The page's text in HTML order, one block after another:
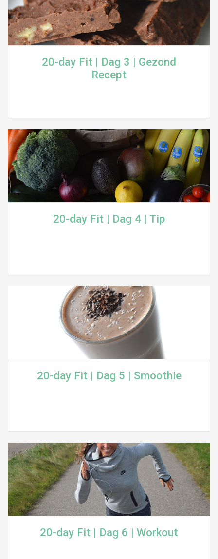
20-day Fit | Dag 3 | Gezond
Recept
20-day Fit | Dag 4 | Tip
20-day Fit | Dag 5 | Smoothie
20-day Fit | Dag 6 | Workout